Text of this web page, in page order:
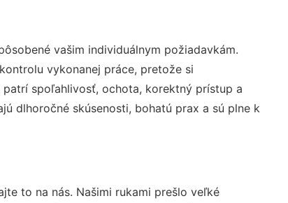
vašim individuálnym požiadavkám.
vykonanej práce, pretože si
spoľahlivosť, ochota, korektný prístup a
dlhoročné skúsenosti, bohatú prax a sú plne k
to na nás. Našimi rukami prešlo veľké